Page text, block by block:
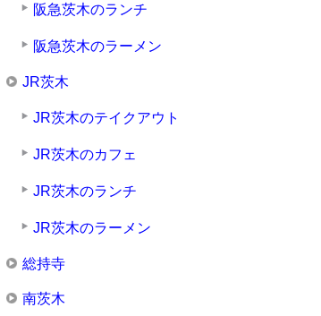
阪急茨木のランチ
阪急茨木のラーメン
JR茨木
JR茨木のテイクアウト
JR茨木のカフェ
JR茨木のランチ
JR茨木のラーメン
総持寺
南茨木